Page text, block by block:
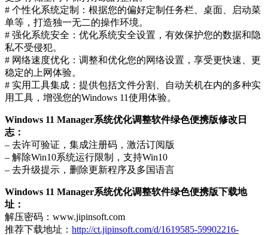
# 个性化系统定制：根据您的偏好定制任务栏、桌面、启动菜
单等，打造独一无二的操作环境。
# 强化系统安全：优化系统安全设置，有效保护您的数据和隐
私不受侵犯。
# 网络速度优化：调整和优化您的网络设置，享受更快速、更
稳定的上网体验。
# 实用工具集成：提供包括文件分割、自动关机在内的多种实
用工具，增强您的Windows 11使用体验。
Windows 11 Manager系统优化调整软件绿色便携版修改日
志：
– 去许可验证，集成注册码，激活订阅版
– 解除Win10系统运行限制，支持Win10
– 去升级提示，删除更新程序及多国语言
Windows 11 Manager系统优化调整软件绿色便携版下载地
址：
解压密码：www.jipinsoft.com
推荐下载地址： http://ct.jipinsoft.com/d/1619585-59902216-